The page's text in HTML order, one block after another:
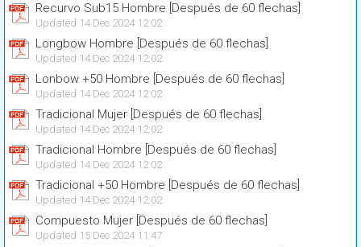
Recurvo Sub15 Hombre [Después de 60 flechas]
Updated 14 Dec 2024 12:02
Longbow Hombre [Después de 60 flechas]
Updated 14 Dec 2024 12:02
Lonbow +50 Hombre [Después de 60 flechas]
Updated 14 Dec 2024 12:02
Tradicional Mujer [Después de 60 flechas]
Updated 14 Dec 2024 12:02
Tradicional Hombre [Después de 60 flechas]
Updated 14 Dec 2024 12:02
Tradicional +50 Hombre [Después de 60 flechas]
Updated 14 Dec 2024 12:02
Compuesto Mujer [Después de 60 flechas]
Updated 15 Dec 2024 11:47